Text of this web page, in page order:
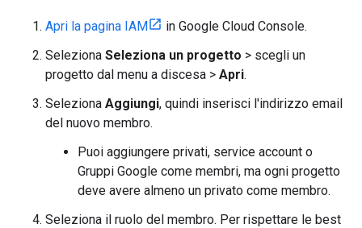
Apri la pagina IAM
in Google Cloud Console.
Seleziona Seleziona un progetto > scegli un
progetto dal menu a discesa > Apri.
Seleziona Aggiungi, quindi inserisci l'indirizzo email
del nuovo membro.
Puoi aggiungere privati, service account o
Gruppi Google come membri, ma ogni progetto
deve avere almeno un privato come membro.
Seleziona il ruolo del membro. Per rispettare le best